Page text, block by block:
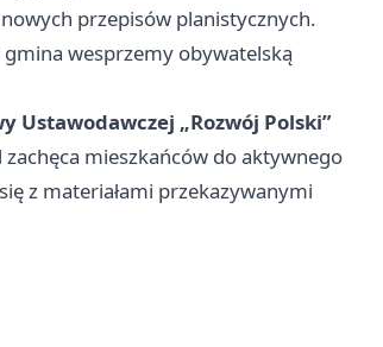
przepisów planistycznych.
gmina wesprzemy obywatelską
Ustawodawczej „Rozwój Polski”
mieszkańców do aktywnego
z materiałami przekazywanymi